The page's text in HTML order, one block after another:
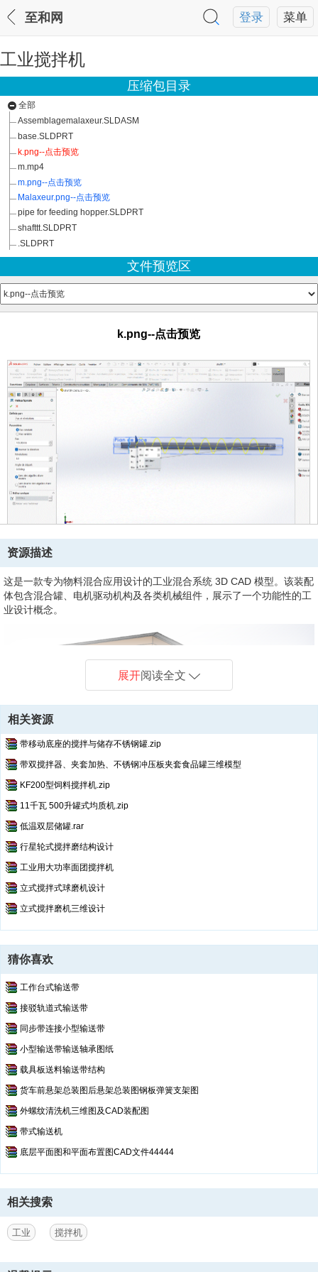
菜单
登录
至和网
工业搅拌机
压缩包目录
全部
Assemblagemalaxeur.SLDASM
base.SLDPRT
k.png--点击预览
m.mp4
m.png--点击预览
Malaxeur.png--点击预览
pipe for feeding hopper.SLDPRT
shafttt.SLDPRT
.SLDPRT
文件预览区
k.png--点击预览
资源描述
这是一款专为物料混合应用设计的工业混合系统 3D CAD 模型。该装配
体包含混合罐、电机驱动机构及各类机械组件，展示了一个功能性的工
业设计概念。
展开阅读全文
相关资源
带移动底座的搅拌与储存不锈钢罐.zip
带双搅拌器、夹套加热、不锈钢冲压板夹套食品罐三维模型
KF200型饲料搅拌机.zip
11千瓦 500升罐式均质机.zip
低温双层储罐.rar
行星轮式搅拌磨结构设计
工业用大功率面团搅拌机
立式搅拌式球磨机设计
立式搅拌磨机三维设计
猜你喜欢
工作台式输送带
接驳轨道式输送带
同步带连接小型输送带
小型输送带输送轴承图纸
载具板送料输送带结构
货车前悬架总装图后悬架总装图钢板弹簧支架图
外螺纹清洗机三维图及CAD装配图
带式输送机
底层平面图和平面布置图CAD文件44444
相关搜索
工业 搅拌机